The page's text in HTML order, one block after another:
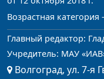
Возрастная категория -
Главный редактор:
Учредитель: МАУ
Волгоград, ул. 7-я